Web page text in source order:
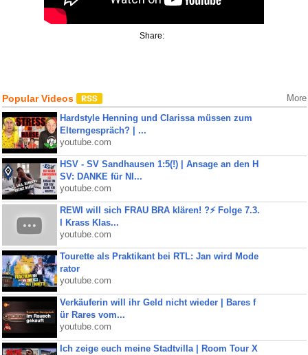
Share:
Popular Videos More
Hardstyle Henning und Clarissa müssen zum
Elterngespräch? | ...
youtube.com
HSV - SV Sandhausen 1:5(!) | Ansage an den H
SV: DANKE für NI...
youtube.com
REWI will sich FRAU BRA klären! ?⚡️ Folge 7.3.
I Krass Klas...
youtube.com
Tourette als Praktikant bei RTL: Jan wird Mode
rator
youtube.com
Verkäuferin will ihr Geld nicht wieder | Bares f
ür Rares vom...
youtube.com
Ich zeige euch meine Stadtvilla | Room Tour X